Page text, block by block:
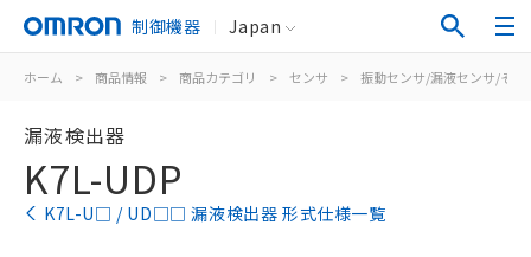
制御機器 Japan
ホーム > 商品情報 > 商品カテゴリ > センサ > 振動センサ/漏液センサ/その
漏液検出器
K7L-UDP
K7L-U□ / UD□□ 漏液検出器 形式仕様一覧